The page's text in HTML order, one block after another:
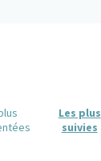
Les plus
suivies